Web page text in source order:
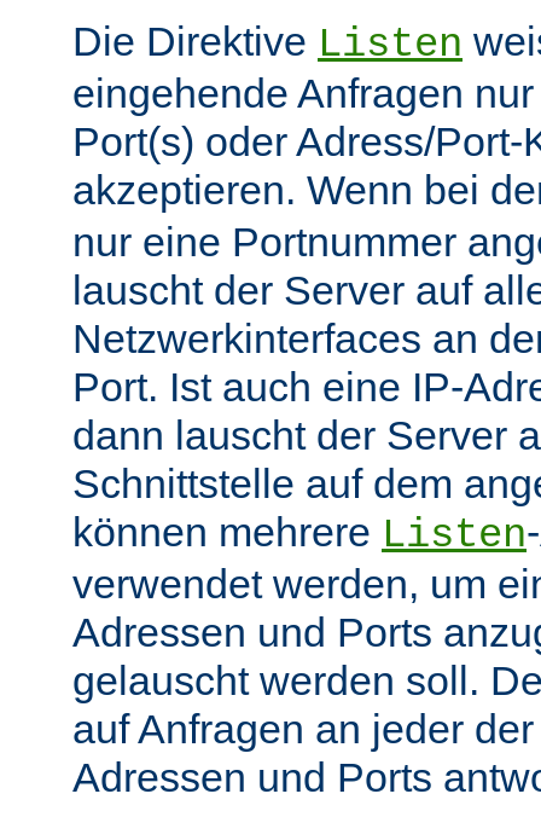
Die Direktive Listen
eingehende Anfragen
Port(s) oder Adress/
akzeptieren. Wenn bei
nur eine Portnummer
lauscht der Server auf
Netzwerkinterfaces an
Port. Ist auch eine IP-
dann lauscht der Server
Schnittstelle auf dem
können mehrere Listen
verwendet werden, um
Adressen und Ports
gelauscht werden soll.
auf Anfragen an jeder
Adressen und Ports